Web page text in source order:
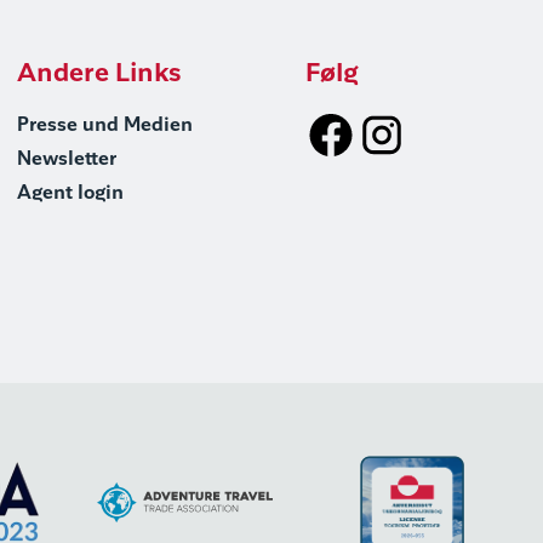
Andere Links
Presse und Medien
Newsletter
Agent login
Følg